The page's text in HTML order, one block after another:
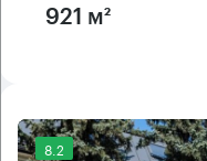
921 м²
8.2